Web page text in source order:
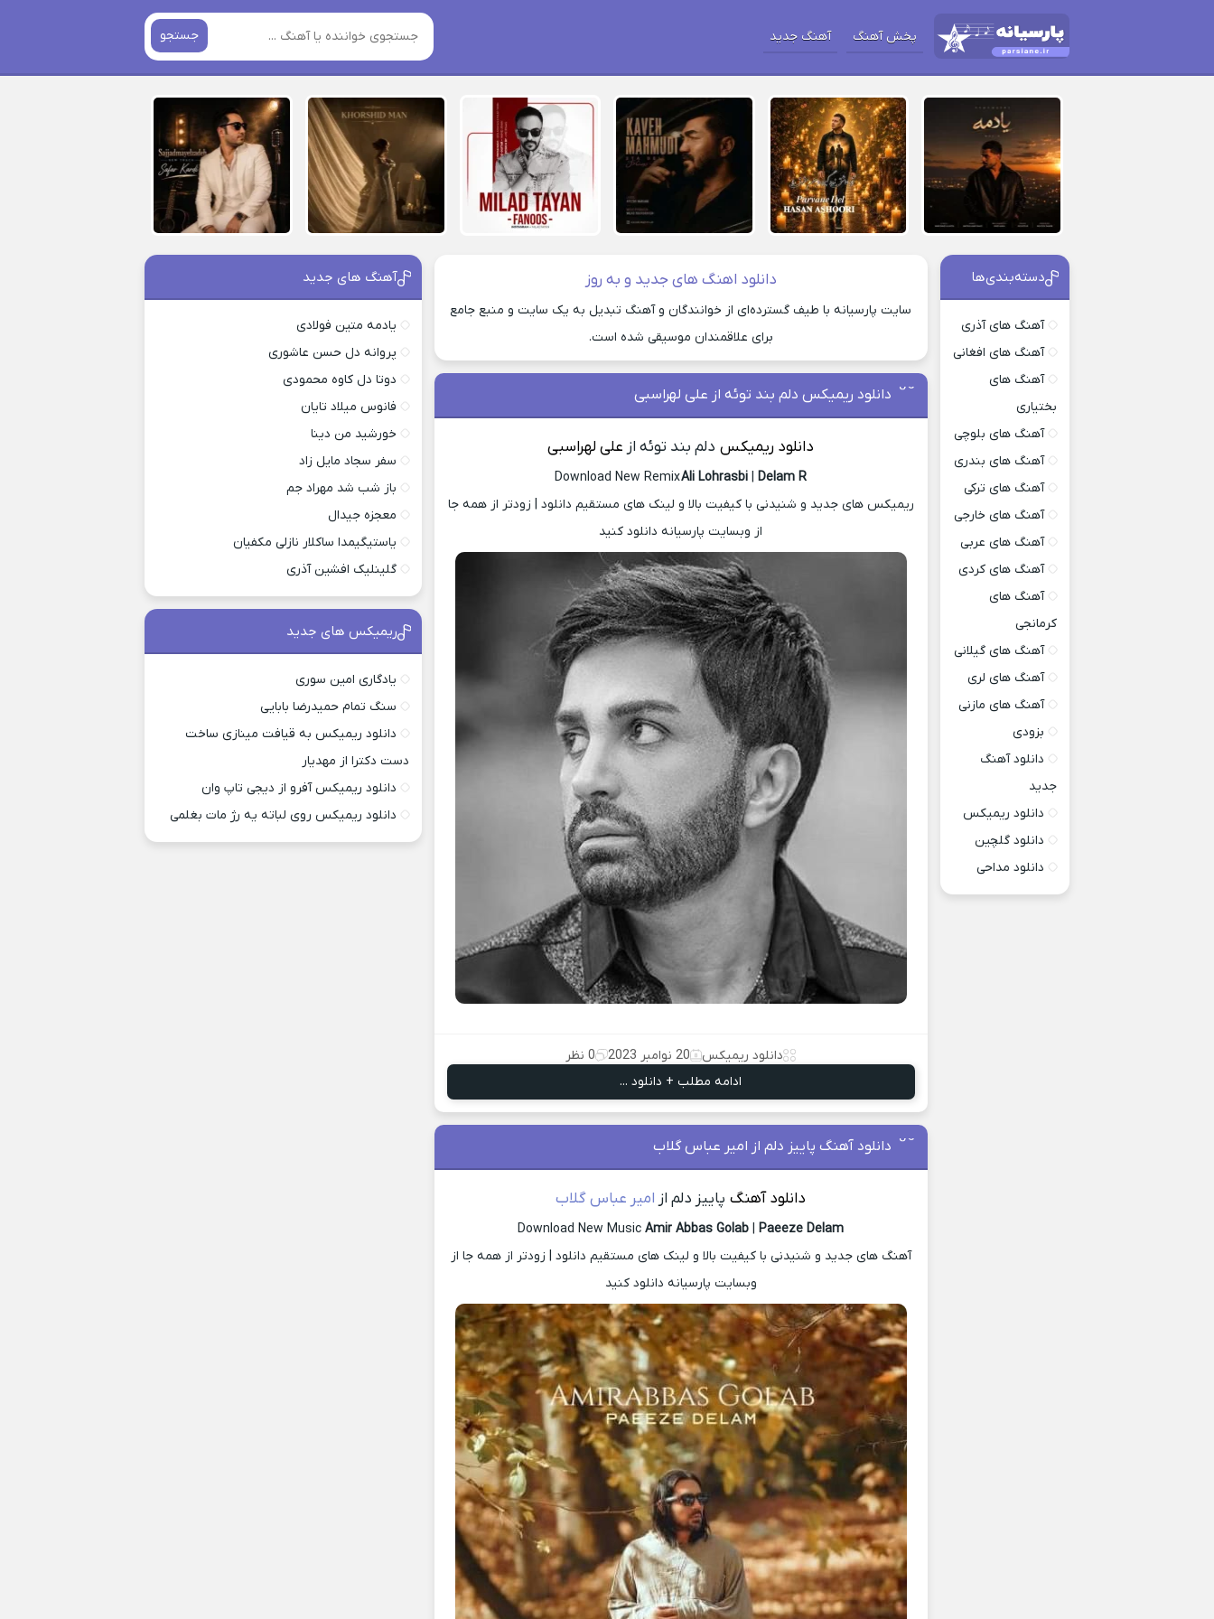
پخش آهنگ آهنگ جدید جستجو
دانلود اهنگ های جدید و به روز
سایت پارسیانه با طیف گسترده‌ای از خوانندگان و آهنگ تبدیل به یک سایت و منبع جامع
برای علاقمندان موسیقی شده است.
دانلود ریمیکس دلم بند توئه از علی لهراسبی
دانلود ریمیکس دلم بند توئه از علی لهراسبی
Download New RemixAli Lohrasbi |Delam R
ریمیکس های جدید و شنیدنی با کیفیت بالا و لینک های مستقیم دانلود | زودتر از همه جا
از وبسایت پارسیانه دانلود کنید
دانلود ریمیکس 20 نوامبر 2023
0 نظر
ادامه مطلب + دانلود ...
دانلود آهنگ پاییز دلم از امیر عباس گلاب
دانلود آهنگ پاییز دلم از امیر عباس گلاب
Download New MusicAmir Abbas Golab |Paeeze Delam
آهنگ های جدید و شنیدنی با کیفیت بالا و لینک های مستقیم دانلود | زودتر از همه جا از
وبسایت پارسیانه دانلود کنید
دسته‌بندی‌ها
آهنگ های آذری
آهنگ های افغانی
آهنگ های
بختیاری
آهنگ های بلوچی
آهنگ های بندری
آهنگ های ترکی
آهنگ های خارجی
آهنگ های عربی
آهنگ های کردی
آهنگ های
کرمانجی
آهنگ های گیلانی
آهنگ های لری
آهنگ های مازنی
بزودی
دانلود آهنگ
جدید
دانلود ریمیکس
دانلود گلچین
دانلود مداحی
آهنگ های جدید
یادمه متین فولادی
پروانه دل حسن عاشوری
دوتا دل کاوه محمودی
فانوس میلاد تایان
خورشید من دینا
سفر سجاد مایل زاد
باز شب شد مهراد جم
معجزه جیدال
یاستیگیمدا ساکلار نازلی مکفیان
گلینلیک افشین آذری
ریمیکس های جدید
یادگاری امین سوری
سنگ تمام حمیدرضا بابایی
دانلود ریمیکس به قیافت مینازی ساخت
دست دکترا از مهدیار
دانلود ریمیکس آفرو از ديجی تاپ وان
دانلود ریمیکس روی لباته یه رژ مات بغلمی